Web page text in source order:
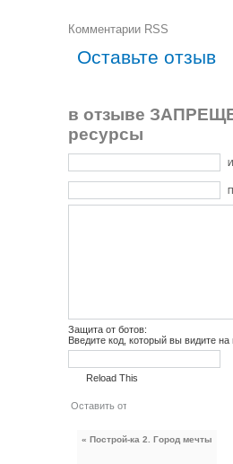
Комментарии RSS
Оставьте отзыв
в отзыве
ресурсы
Защита от ботов:
Введите код, который вы видите
Reload This
« Построй-ка 2. Город мечты